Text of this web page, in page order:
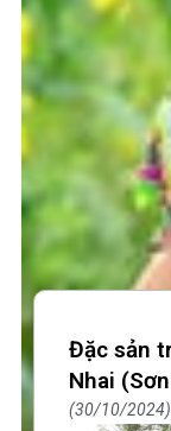
Đặc sản
Nhai
30/10/2024